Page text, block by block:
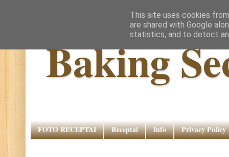
Baking
FOTO RECEPTAI Receptai Info Privacy Policy
This site uses cookies
are shared with Google
statistics, and to detect